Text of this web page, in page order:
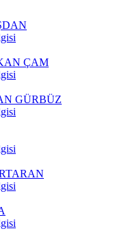
ÇAM
GÜRBÜZ